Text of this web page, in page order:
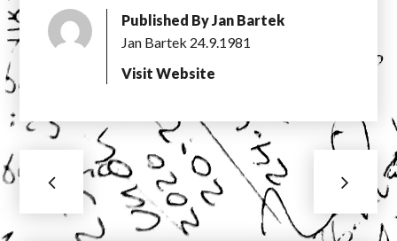
Published ByJan Bartek
Jan Bartek 24.9.1981
Visit Website